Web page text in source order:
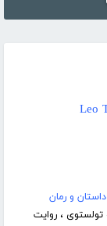
Leo
و رمان
، روایت